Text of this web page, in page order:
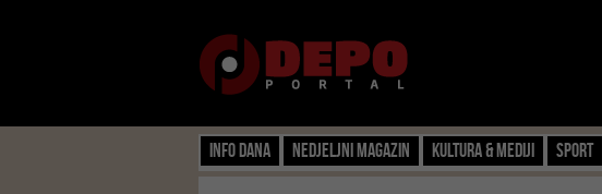
Info dana Nedjeljni magazin Kultura & Mediji Sport